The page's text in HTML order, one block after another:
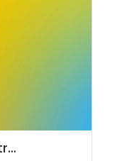
Verlegging naar medecontractant bij werken in onroerende staat